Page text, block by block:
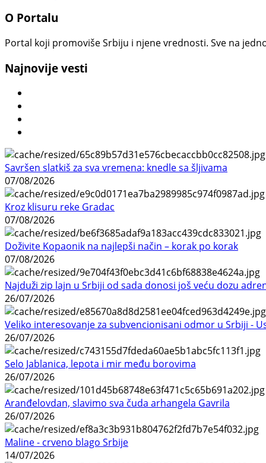
O Portalu
Portal koji promoviše Srbiju i njene vrednosti. Sve na
Najnovije vesti
Savršen slatkiš za sva vremena: knedle sa šljivama
07/08/2026
Kroz klisuru reke Gradac
07/08/2026
Doživite Kopaonik na najlepši način – korak po korak
07/08/2026
Najduži zip lajn u Srbiji od sada donosi još veću dozu
26/07/2026
Veliko interesovanje za subvencionisani odmor u Srbiji -
26/07/2026
Selo Jablanica, lepota i mir među borovima
26/07/2026
Aranđelovdan, slavimo sva čuda arhangela Gavrila
26/07/2026
Maline - crveno blago Srbije
14/07/2026